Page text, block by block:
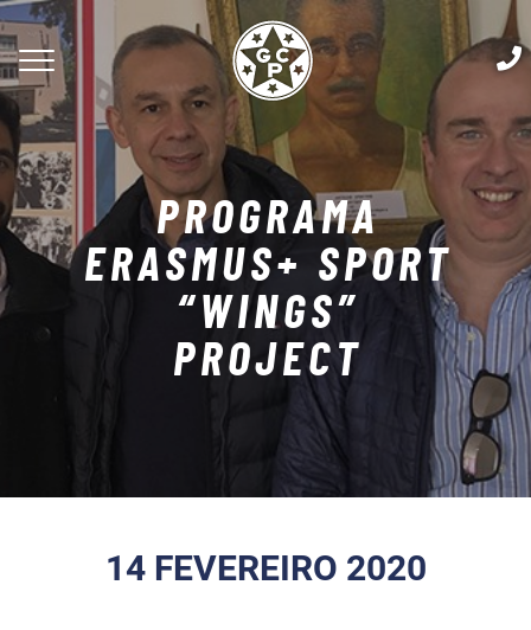
PROGRAMA
ERASMUS+ SPORT
“WINGS”
PROJECT
14 FEVEREIRO 2020